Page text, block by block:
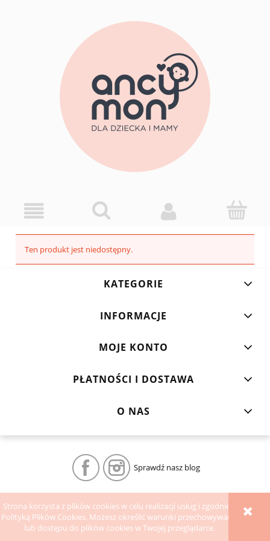
Strona korzysta z plików cookies w celu realizacji usług i zgodnie z
Polityką Plików Cookies. Możesz określić warunki przechowywania
lub dostępu do plików cookies w Twojej przeglądarce.
Ten produkt jest niedostępny.
KATEGORIE
INFORMACJE
MOJE KONTO
PŁATNOŚCI I DOSTAWA
O NAS
Sprawdź nasz blog
POKAŻ PEŁNĄ WERSJĘ STRONY
Sklep internetowy Shoper.pl